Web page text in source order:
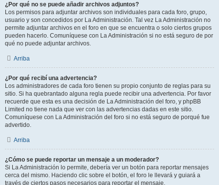
¿Por qué no se puede añadir archivos adjuntos?
Los permisos para adjuntar archivos son individuales para cada foro, grupo,
usuario y son concedidos por La Administración. Tal vez La Administración no
permite adjuntar archivos en el foro en que se encuentra o solo ciertos grupos
pueden hacerlo. Comuníquese con La Administración si no está seguro de por
qué no puede adjuntar archivos.
Arriba
¿Por qué recibí una advertencia?
Los administradores de cada foro tienen su propio conjunto de reglas para su
sitio. Si ha quebrantado alguna regla puede recibir una advertencia. Por favor
recuerde que esta es una decisión de La Administración del foro, y phpBB
Limited no tiene nada que ver con las advertencias dadas en este sitio.
Comuníquese con La Administración del foro si no está seguro de porqué fue
advertido.
Arriba
¿Cómo se puede reportar un mensaje a un moderador?
Si La Administración lo permite, debería ver un botón para reportar mensajes
cerca del mismo. Haciendo clic sobre el botón, el foro le llevará y guiará a
través de ciertos pasos necesarios para reportar el mensaje.